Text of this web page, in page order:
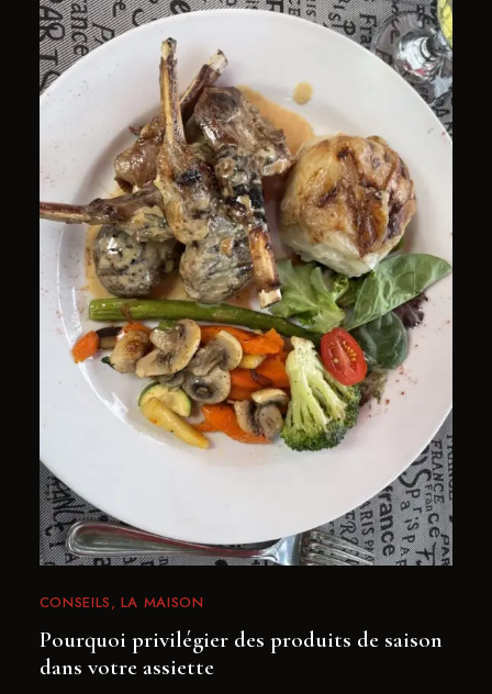
CONSEILS LA MAISON
Pourquoi privilégier des produits de saison
dans votre assiette